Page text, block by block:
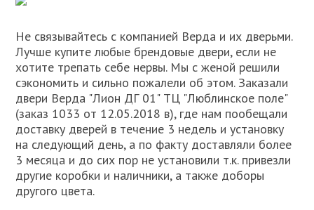
Не связывайтесь с компанией Верда и их дверьми.
Лучше купите любые брендовые двери, если не
хотите трепать себе нервы. Мы с женой решили
сэкономить и сильно пожалели об этом. Заказали
двери Верда "Лион ДГ 01" ТЦ "Люблинское поле"
(заказ 1033 от 12.05.2018 в), где нам пообещали
доставку дверей в течение 3 недель и установку
на следующий день, а по факту доставляли более
3 месяца и до сих пор не установили т.к. привезли
другие коробки и наличники, а также доборы
другого цвета.